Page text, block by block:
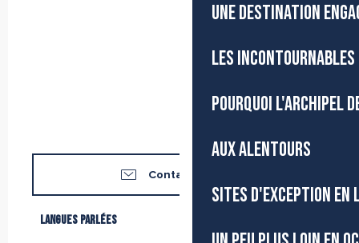
UNE DESTINATION
LES
POURQUOI L'ARCHIPEL
AUX ALENTOURS
SITES D'EXCEPTION EN
Contactez-nous
Langues parlées
Langues parlées